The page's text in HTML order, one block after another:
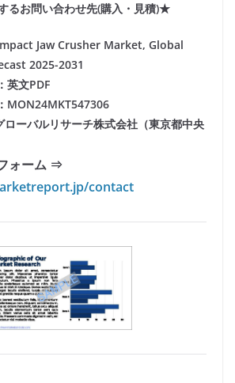
るお問い合わせ先(購入・見積)★
Jaw Crusher Market, Global
2025-2031
英文PDF
MON24MKT547306
ーバルリサーチ株式会社（東京都中央
ォーム ⇒
contact